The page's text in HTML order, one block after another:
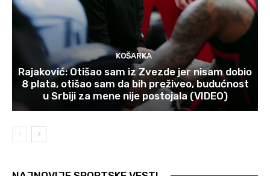
KOŠARKA
Rajaković: Otišao sam iz Zvezde jer nisam dobio
8 plata, otišao sam da bih preživeo, budućnost
u Srbiji za mene nije postojala (VIDEO)